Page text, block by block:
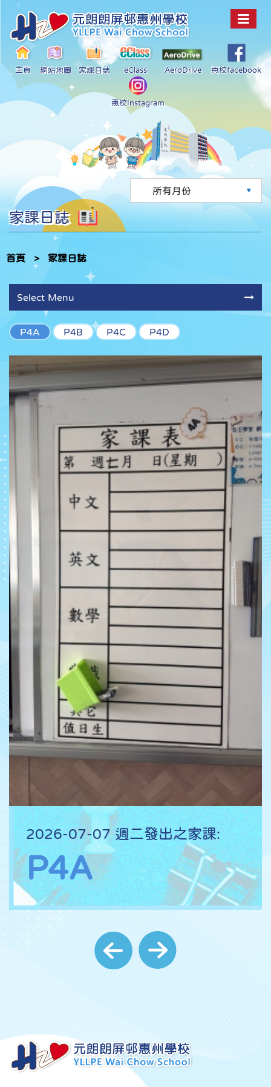
主頁 網站地圖 家課日誌 eClass AeroDrive 惠校facebook
惠校Instagram
家課日誌
首頁 > 家課日誌
Select Menu
P4A P4B P4C P4D
2026-07-07 週二發出之家課:
P4A